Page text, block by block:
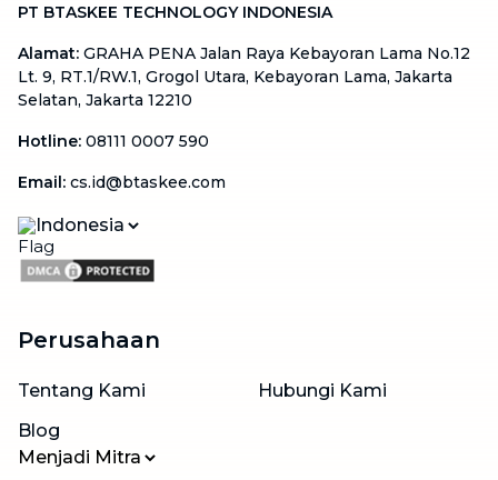
PT BTASKEE TECHNOLOGY INDONESIA
Alamat: GRAHA PENA Jalan Raya Kebayoran Lama No.12
Lt. 9, RT.1/RW.1, Grogol Utara, Kebayoran Lama, Jakarta
Selatan, Jakarta 12210
Hotline: 08111 0007 590
Email: cs.id@btaskee.com
Indonesia
Perusahaan
Tentang Kami
Hubungi Kami
Blog
Menjadi Mitra